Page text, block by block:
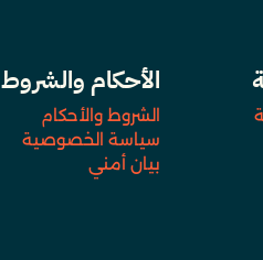
الأحكام والشروط
الشروط والأحكام
سياسة الخصوصية
بيان أمني